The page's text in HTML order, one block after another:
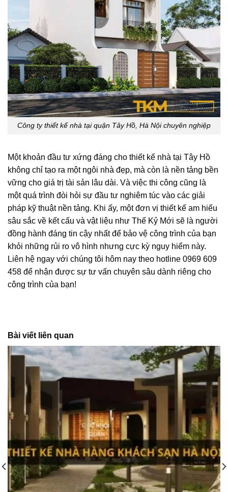
Công ty thiết kế nhà tại quận Tây Hồ, Hà Nội chuyên nghiệp
Một khoản đầu tư xứng đáng cho thiết kế nhà tại Tây Hồ
không chỉ tạo ra một ngôi nhà đẹp, mà còn là nền tảng bền
vững cho giá trị tài sản lâu dài. Và việc thi công cũng là
một quá trình đòi hỏi sự đầu tư nghiêm túc vào các giải
pháp kỹ thuật nền tảng. Khi ấy, một đơn vị thiết kế am hiểu
sâu sắc về kết cấu và vật liệu như Thế Kỷ Mới sẽ là người
đồng hành đáng tin cậy nhất để bảo vệ công trình của bạn
khỏi những rủi ro vô hình nhưng cực kỳ nguy hiểm này.
Liên hệ ngay với chúng tôi hôm nay theo hotline 0969 609
458 để nhận được sự tư vấn chuyên sâu dành riêng cho
công trình của bạn!
Bài viết liên quan